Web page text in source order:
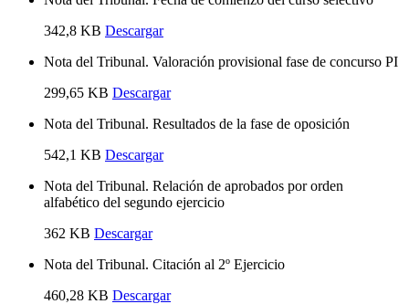
342,8 KB Descargar
Nota del Tribunal. Valoración provisional fase de concurso PI
299,65 KB Descargar
Nota del Tribunal. Resultados de la fase de oposición
542,1 KB Descargar
Nota del Tribunal. Relación de aprobados por orden
alfabético del segundo ejercicio
362 KB Descargar
Nota del Tribunal. Citación al 2º Ejercicio
460,28 KB Descargar